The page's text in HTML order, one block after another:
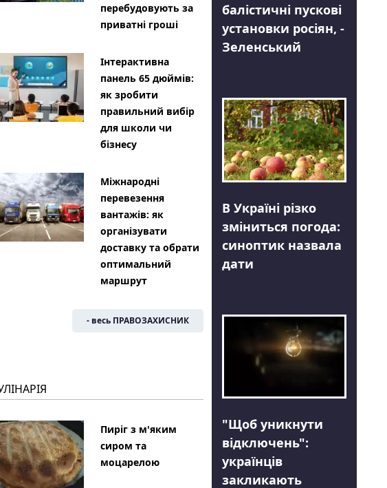
перебудовують за
приватні гроші
Інтерактивна
панель 65 дюймів:
як зробити
правильний вибір
для школи чи
бізнесу
Міжнародні
перевезення
вантажів: як
організувати
доставку та обрати
оптимальний
маршрут
- весь ПРАВОЗАХИСНИК
Пиріг з м'яким
сиром та
моцарелою
балістичні пускові
установки росіян, -
Зеленський
В Україні різко
зміниться погода:
синоптик назвала
дати
"Щоб уникнути
відключень":
українців
закликають